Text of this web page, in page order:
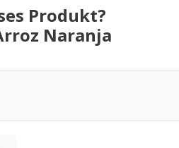
Produkt?
Naranja